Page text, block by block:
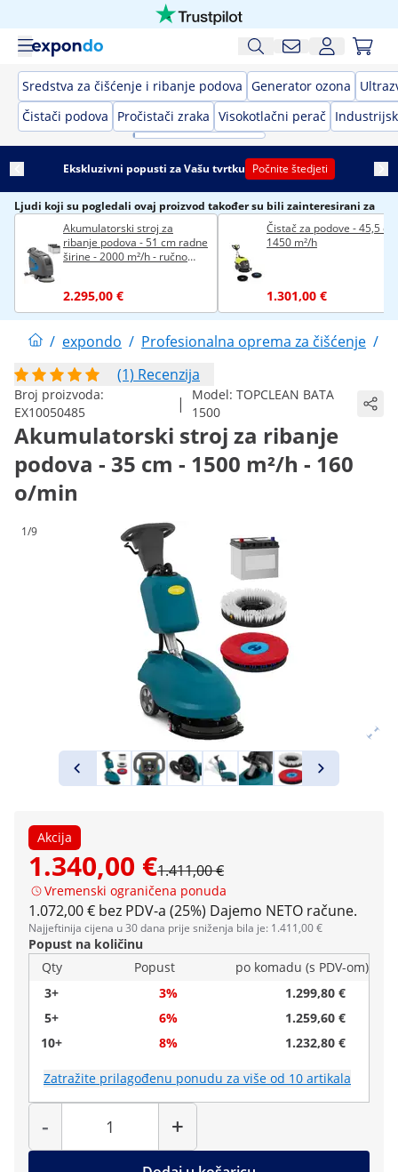
Sredstva za čišćenje i ribanje podova Generator ozona
Čistači podova
Pročistači zraka Visokotlačni perač
Ekskluzivni popusti za Vašu tvrtku Počnite štedjeti
Ljudi koji su pogledali ovaj proizvod također su bili zainteresirani za
Akumulatorski stroj za
ribanje podova - 51 cm radne
širine - 2000 m²/h - ručno
2.295,00 €
Čistač za podove - 45,5
1450 m²/h
1.301,00 €
/ expondo / Profesionalna oprema za čišćenje /
(1) Recenzija
Broj proizvoda:
EX10050485
| Model:TOPCLEAN BATA
1500
Akumulatorski stroj za ribanje
podova - 35 cm - 1500 m²/h - 160
o/min
1/9
Akcija
1.340,00 €1.411,00 €
Vremenski ograničena ponuda
1.072,00 € bez PDV-a (25%) Dajemo NETO račune.
Najjeftinija cijena u 30 dana prije sniženja bila je: 1.411,00 €
Popust na količinu
Qty
Popust
po komadu (s PDV-om)
3+
3%
1.299,80 €
5+
6%
1.259,60 €
10+
8% 1.232,80 €
Zatražite prilagođenu ponudu za više od 10 artikala
-
Količina
+